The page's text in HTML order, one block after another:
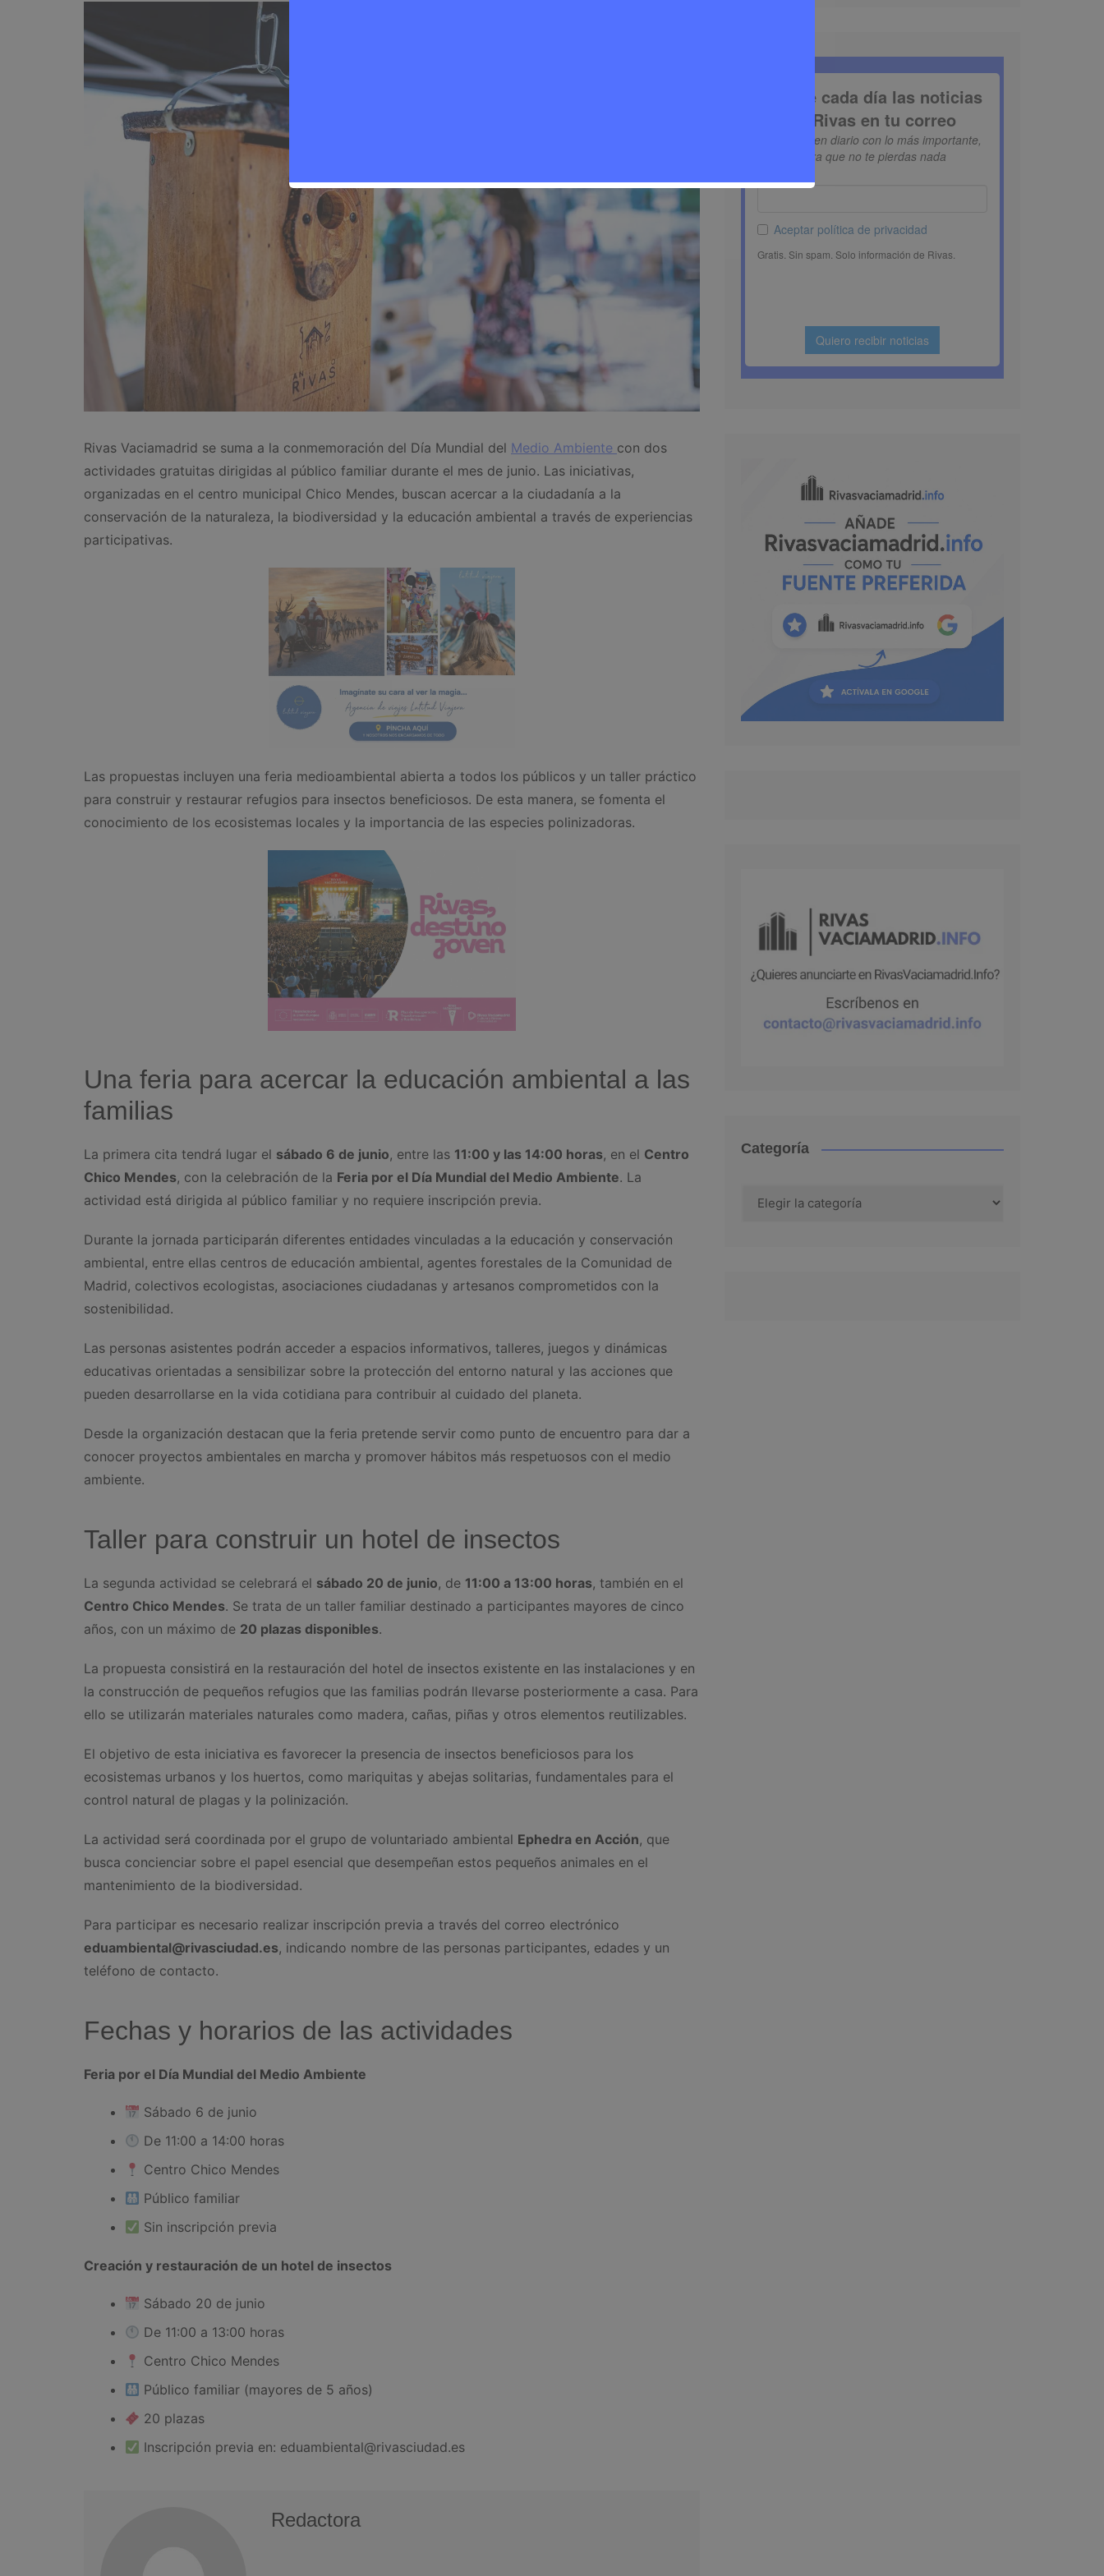
Rivas Vaciamadrid se suma a la conmemoración del Día Mundial del Medio Ambiente con dos
actividades gratuitas dirigidas al público familiar durante el mes de junio. Las iniciativas,
organizadas en el centro municipal Chico Mendes, buscan acercar a la ciudadanía a la
conservación de la naturaleza, la biodiversidad y la educación ambiental a través de experiencias
participativas.
Las propuestas incluyen una feria medioambiental abierta a todos los públicos y un taller práctico
para construir y restaurar refugios para insectos beneficiosos. De esta manera, se fomenta el
conocimiento de los ecosistemas locales y la importancia de las especies polinizadoras.
Una feria para acercar la educación ambiental a las
familias
La primera cita tendrá lugar el sábado 6 de junio, entre las 11:00 y las 14:00 horas, en el Centro
Chico Mendes, con la celebración de la Feria por el Día Mundial del Medio Ambiente. La
actividad está dirigida al público familiar y no requiere inscripción previa.
Durante la jornada participarán diferentes entidades vinculadas a la educación y conservación
ambiental, entre ellas centros de educación ambiental, agentes forestales de la Comunidad de
Madrid, colectivos ecologistas, asociaciones ciudadanas y artesanos comprometidos con la
sostenibilidad.
Las personas asistentes podrán acceder a espacios informativos, talleres, juegos y dinámicas
educativas orientadas a sensibilizar sobre la protección del entorno natural y las acciones que
pueden desarrollarse en la vida cotidiana para contribuir al cuidado del planeta.
Desde la organización destacan que la feria pretende servir como punto de encuentro para dar a
conocer proyectos ambientales en marcha y promover hábitos más respetuosos con el medio
ambiente.
Taller para construir un hotel de insectos
La segunda actividad se celebrará el sábado 20 de junio, de 11:00 a 13:00 horas, también en el
Centro Chico Mendes. Se trata de un taller familiar destinado a participantes mayores de cinco
años, con un máximo de 20 plazas disponibles.
La propuesta consistirá en la restauración del hotel de insectos existente en las instalaciones y en
la construcción de pequeños refugios que las familias podrán llevarse posteriormente a casa. Para
ello se utilizarán materiales naturales como madera, cañas, piñas y otros elementos reutilizables.
El objetivo de esta iniciativa es favorecer la presencia de insectos beneficiosos para los
ecosistemas urbanos y los huertos, como mariquitas y abejas solitarias, fundamentales para el
control natural de plagas y la polinización.
La actividad será coordinada por el grupo de voluntariado ambiental Ephedra en Acción, que
busca concienciar sobre el papel esencial que desempeñan estos pequeños animales en el
mantenimiento de la biodiversidad.
Para participar es necesario realizar inscripción previa a través del correo electrónico
eduambiental@rivasciudad.es, indicando nombre de las personas participantes, edades y un
teléfono de contacto.
Fechas y horarios de las actividades
Feria por el Día Mundial del Medio Ambiente
Sábado 6 de junio
De 11:00 a 14:00 horas
Centro Chico Mendes
Público familiar
Sin inscripción previa
Creación y restauración de un hotel de insectos
Sábado 20 de junio
De 11:00 a 13:00 horas
Centro Chico Mendes
Público familiar (mayores de 5 años)
20 plazas
Inscripción previa en: eduambiental@rivasciudad.es
Redactora
Categoría